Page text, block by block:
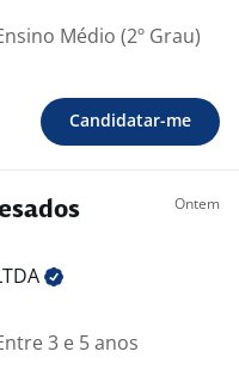
Médio (2º Grau)
Candidatar-me
Ontem
3 e 5 anos